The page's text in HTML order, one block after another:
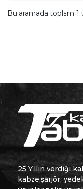
Bu aramada toplam 1
25 Yıllın verdiği
kabze,şarjör,